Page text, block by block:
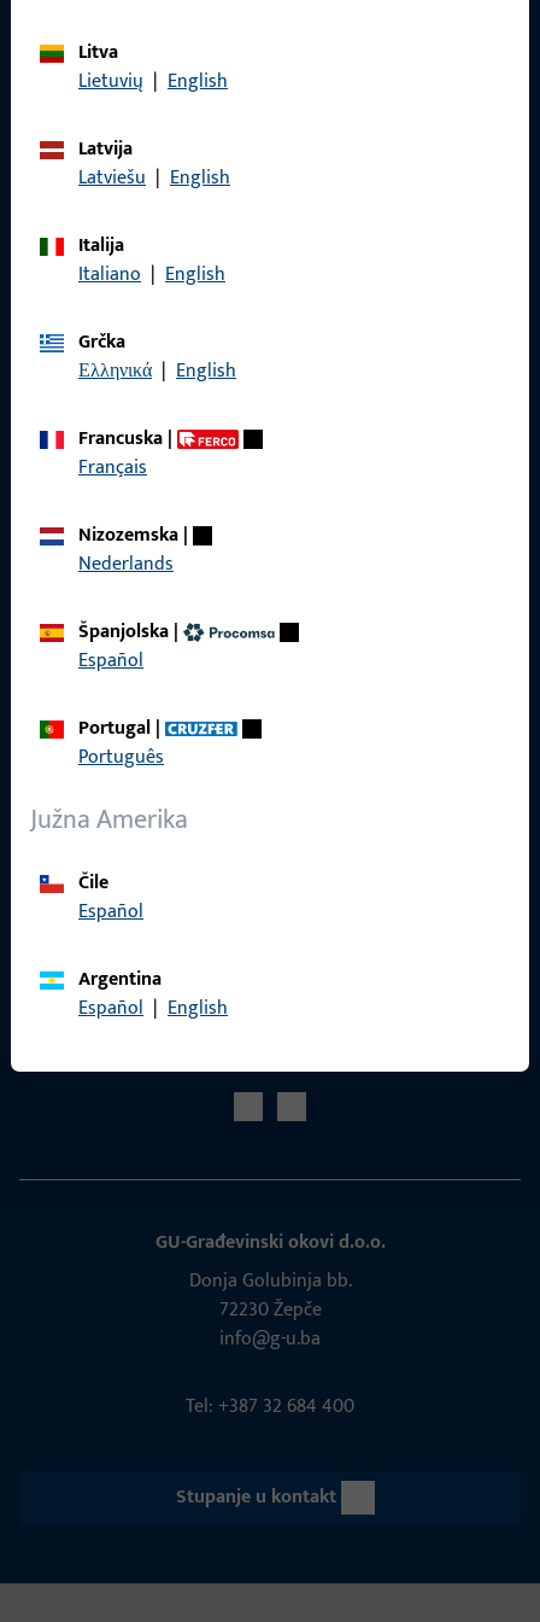
Litva
Lietuvių | English
Latvija
Latviešu | English
Italija
Italiano | English
Grčka
Ελληνικά | English
Francuska|
Français
Nizozemska|
Nederlands
Španjolska|
Español
Portugal|
Português
Južna Amerika
Čile
Español
Argentina
Español | English
Zaštita podataka
Brzi pristup
Proizvodi
Katalog proizvoda
GU-Građevinski okovi d.o.o.
Donja Golubinja bb.
72230 Žepče
info@g-u.ba
Tel: +387 32 684 400
Stupanje u kontakt